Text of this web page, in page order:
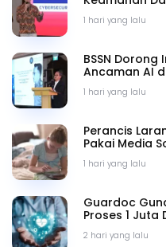
1 hari yang lalu
1 hari yang lalu
BSSN
Ancaman AI
1 hari yang lalu
Perancis
Pakai Media
2 hari yang lalu
Guardoc
Proses 1 Juta